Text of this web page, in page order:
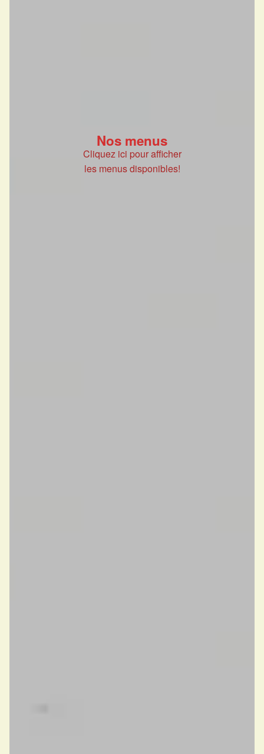
Nos menus
Cliquez ici pour afficher
les menus disponibles!